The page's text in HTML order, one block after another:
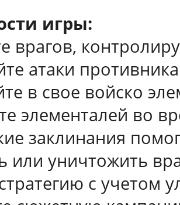
игры:
врагов,
атаки
в свое войско
элементалей во
заклинания
или уничтожить
с учетом